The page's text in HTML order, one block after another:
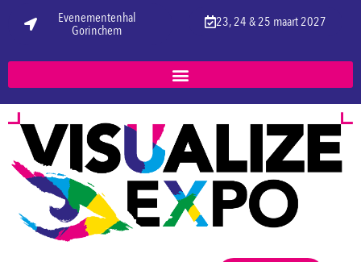
Evenementenhal
Gorinchem
23, 24 & 25 maart 2027